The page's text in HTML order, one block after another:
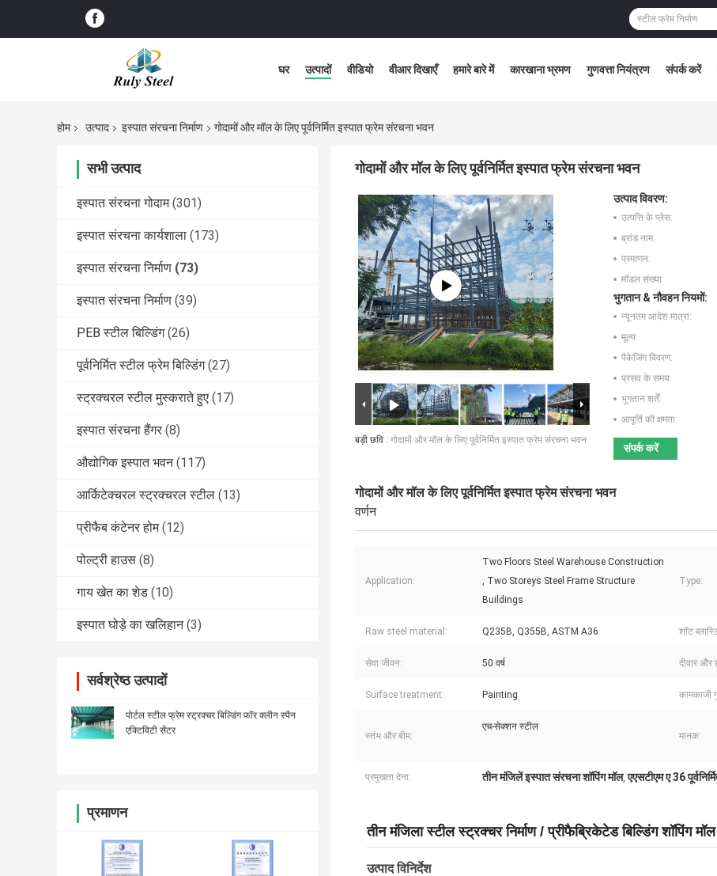
घर उत्पादों वीडियो वीआर दिखाएँ हमारे बारे में कारखाना भ्रमण गुणवत्ता नियंत्रण संपर्क करें
होम उत्पाद इस्पात संरचना निर्माण गोदामों और मॉल के लिए पूर्वनिर्मित इस्पात फ्रेम संरचना भवन
सभी उत्पाद
इस्पात संरचना गोदाम (301)
इस्पात संरचना कार्यशाला (173)
इस्पात संरचना निर्माण (73)
इस्पात संरचना निर्माण (39)
PEB स्टील बिल्डिंग (26)
पूर्वनिर्मित स्टील फ्रेम बिल्डिंग (27)
स्ट्रक्चरल स्टील मुस्कराते हुए (17)
इस्पात संरचना हैंगर (8)
औद्योगिक इस्पात भवन (117)
आर्किटेक्चरल स्ट्रक्चरल स्टील (13)
प्रीफैब कंटेनर होम (12)
पोल्ट्री हाउस (8)
गाय खेत का शेड (10)
इस्पात घोड़े का खलिहान (3)
सर्वश्रेष्ठ उत्पादों
पोर्टल स्टील फ्रेम स्ट्रक्चर बिल्डिंग फॉर क्लीन स्पैन
एक्टिविटी सेंटर
प्रमाणन
गोदामों और मॉल के लिए पूर्वनिर्मित इस्पात फ्रेम संरचना भवन
बड़ी छवि : गोदामों और मॉल के लिए पूर्वनिर्मित इस्पात फ्रेम संरचना भवन
उत्पाद विवरण:
उत्पत्ति के प्लेस:
ब्रांड नाम:
प्रमाणन:
मॉडल संख्या:
भुगतान & नौवहन नियमों:
न्यूनतम आदेश मात्रा:
मूल्य:
पैकेजिंग विवरण:
प्रसव के समय:
भुगतान शर्तें:
आपूर्ति की क्षमता:
संपर्क करें
गोदामों और मॉल के लिए पूर्वनिर्मित इस्पात फ्रेम संरचना भवन
वर्णन
Application:
Two Floors Steel Warehouse Construction
, Two Storeys Steel Frame Structure
Buildings
Type:
Raw steel material: Q235B, Q355B, ASTM A36 शॉट
सेवा जीवन: 50 वर्ष दीवार और
Surface treatment: Painting कामकाजी
स्तंभ और बीम:
एच-सेक्शन स्टील
मानक:
प्रमुखता देना: तीन मंजिलें इस्पात संरचना शॉपिंग मॉल,एएसटीएम ए 36
तीन मंजिला स्टील स्ट्रक्चर निर्माण / प्रीफैब्रिकेटेड बिल्डिंग शॉपिंग मॉल
उत्पाद विनिर्देश